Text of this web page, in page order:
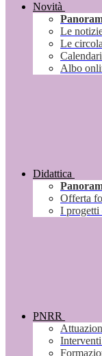
Novità
Le
Le
Albo
Didattica
Offerta
I progetti
PNRR